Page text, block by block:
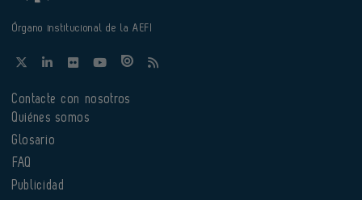
Órgano institucional de la AEFI
Contacte con nosotros
Quiénes somos
Glosario
FAQ
Publicidad